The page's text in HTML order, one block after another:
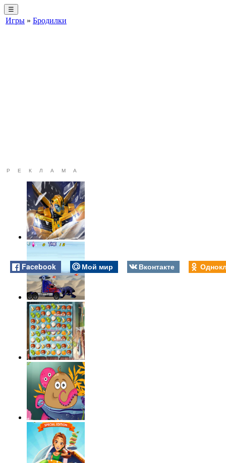
☰
Игры » Бродилки
РЕКЛАМА
Facebook Мой мир Вконтакте